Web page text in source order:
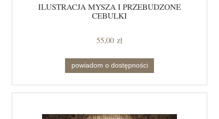
ILUSTRACJA MYSZA I PRZEBUDZONE
CEBULKI
55,00 zł
powiadom o dostępności